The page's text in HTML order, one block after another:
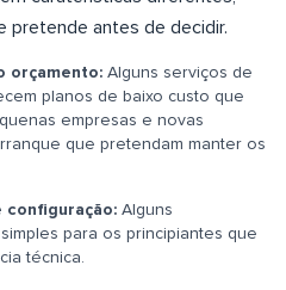
pretende antes de decidir.
orçamento: Alguns serviços de
planos de baixo custo que
empresas e novas
que pretendam manter os
configuração: Alguns
para os principiantes que
técnica.